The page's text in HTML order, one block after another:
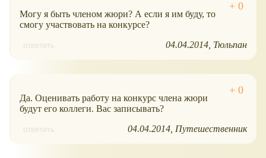
Могу я быть членом жюри? А если я им буду, то
смогу участвовать на конкурсе?
ответить 04.04.2014 Тюльпан
Да. Оценивать работу на конкурс члена жюри
будут его коллеги. Вас записывать?
ответить 04.04.2014 Путешественник